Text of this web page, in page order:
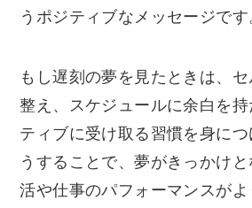
うポジティブなメッセージです
もし遅刻の夢を見たときは、
整え、スケジュールに余白を
ティブに受け取る習慣を身に
うすることで、夢がきっかけ
活や仕事のパフォーマンスがよ